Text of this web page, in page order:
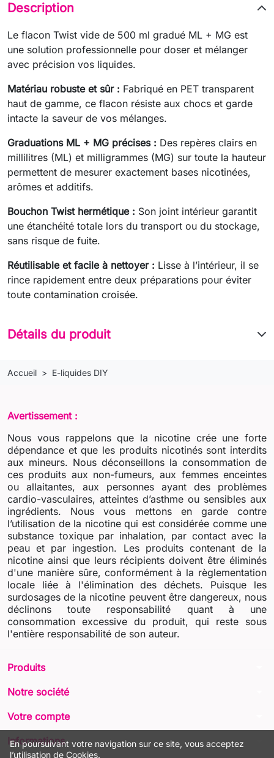
En poursuivant votre navigation sur ce site, vous acceptez
l’utilisation de Cookies.
Description
Le flacon Twist vide de 500 ml gradué ML + MG est
une solution professionnelle pour doser et mélanger
avec précision vos liquides.
Matériau robuste et sûr : Fabriqué en PET transparent
haut de gamme, ce flacon résiste aux chocs et garde
intacte la saveur de vos mélanges.
Graduations ML + MG précises : Des repères clairs en
millilitres (ML) et milligrammes (MG) sur toute la hauteur
permettent de mesurer exactement bases nicotinées,
arômes et additifs.
Bouchon Twist hermétique : Son joint intérieur garantit
une étanchéité totale lors du transport ou du stockage,
sans risque de fuite.
Réutilisable et facile à nettoyer : Lisse à l’intérieur, il se
rince rapidement entre deux préparations pour éviter
toute contamination croisée.
Détails du produit
Accueil E-liquides DIY
Avertissement :
Nous vous rappelons que la nicotine crée une forte
dépendance et que les produits nicotinés sont interdits
aux mineurs. Nous déconseillons la consommation de
ces produits aux non-fumeurs, aux femmes enceintes
ou allaitantes, aux personnes ayant des problèmes
cardio-vasculaires, atteintes d’asthme ou sensibles aux
ingrédients. Nous vous mettons en garde contre
l’utilisation de la nicotine qui est considérée comme une
substance toxique par inhalation, par contact avec la
peau et par ingestion. Les produits contenant de la
nicotine ainsi que leurs récipients doivent être éliminés
d'une manière sûre, conformément à la règlementation
locale liée à l'élimination des déchets. Puisque les
surdosages de la nicotine peuvent être dangereux, nous
déclinons toute responsabilité quant à une
consommation excessive du produit, qui reste sous
l'entière responsabilité de son auteur.
Produits
Notre société
Votre compte
Informations